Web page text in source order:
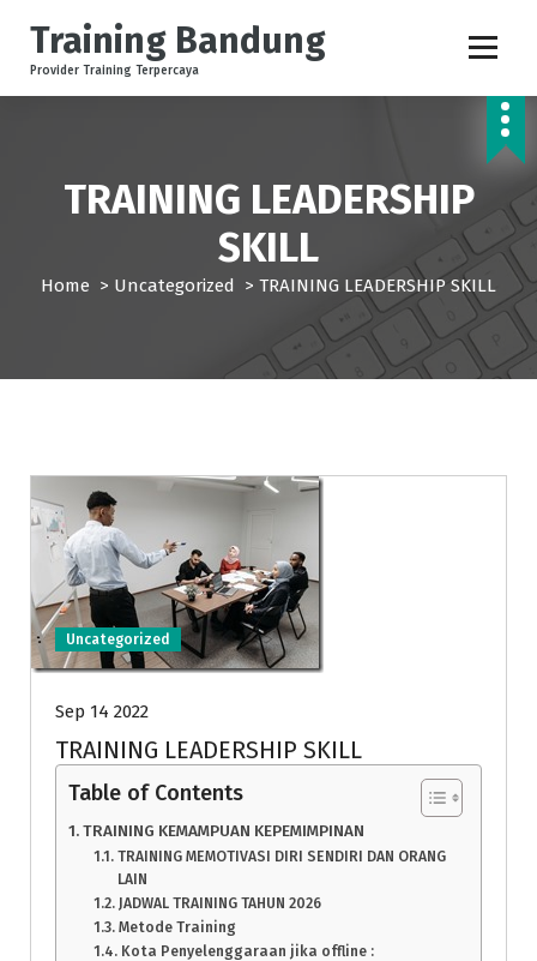
p
Training Bandung
Provider Training Terpercaya
TRAINING LEADERSHIP
SKILL
Home > Uncategorized > TRAINING LEADERSHIP SKILL
Uncategorized
Sep 14 2022
TRAINING LEADERSHIP SKILL
Table of Contents
TRAINING KEMAMPUAN KEPEMIMPINAN
TRAINING MEMOTIVASI DIRI SENDIRI DAN ORANG
LAIN
JADWAL TRAINING TAHUN 2026
Metode Training
Kota Penyelenggaraan jika offline :